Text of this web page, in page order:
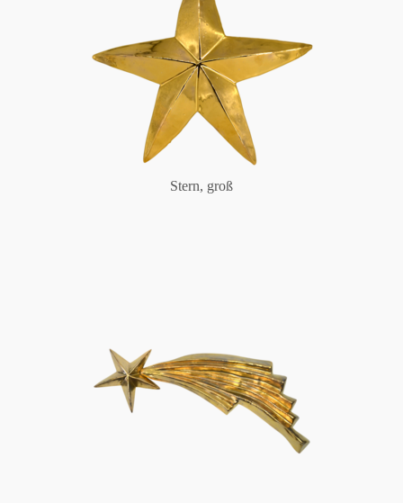
Stern, groß